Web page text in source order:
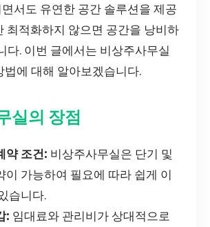
서도 유연한 공간 솔루션을 제공
최적화하지 않으면 공간을 낭비하
다. 이번 글에서는 비상주사무실
법에 대해 알아보겠습니다.
실의 장점
약 조건: 비상주사무실은 단기 및
이 가능하여 필요에 따라 쉽게 이
습니다.
: 임대료와 관리비가 상대적으로